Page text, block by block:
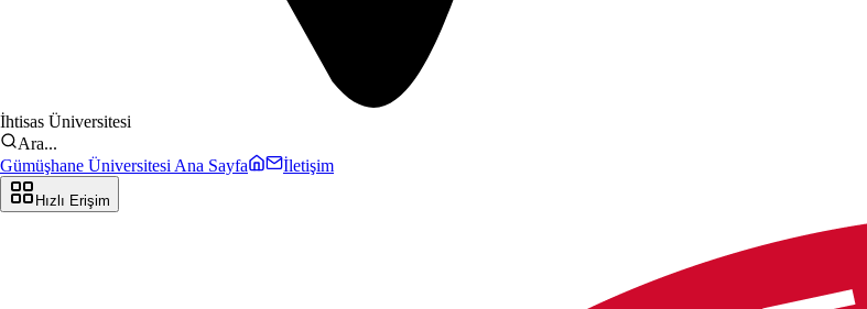
İhtisas Üniversitesi
Ara...
Gümüşhane Üniversitesi Ana Sayfa
İletişim
Hızlı Erişim